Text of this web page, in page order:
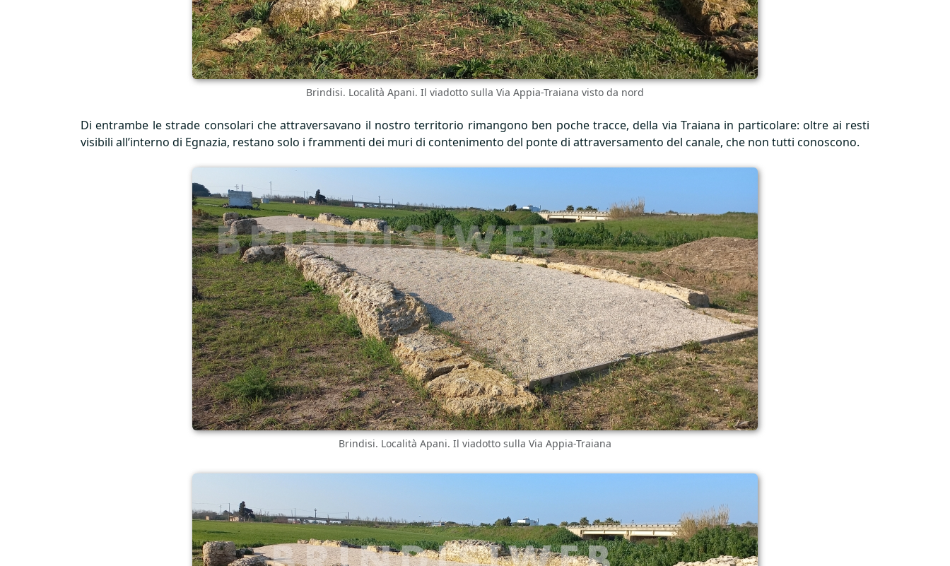
Brindisi. Località Apani. Il viadotto sulla Via Appia-Traiana visto da nord
Di entrambe le strade consolari che attraversavano il nostro territorio rimangono ben poche tracce, della via Traiana in particolare: oltre ai resti
visibili all’interno di Egnazia, restano solo i frammenti dei muri di contenimento del ponte di attraversamento del canale, che non tutti conoscono.
Brindisi. Località Apani. Il viadotto sulla Via Appia-Traiana